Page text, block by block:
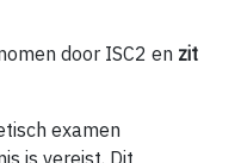
door ISC2 en zit
examen